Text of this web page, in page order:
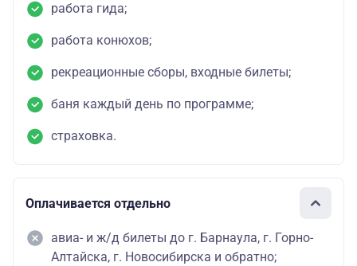
работа гида;
работа конюхов;
рекреационные сборы, входные билеты;
баня каждый день по программе;
страховка.
Оплачивается отдельно
авиа- и ж/д билеты до г. Барнаула, г. Горно-
Алтайска, г. Новосибирска и обратно;